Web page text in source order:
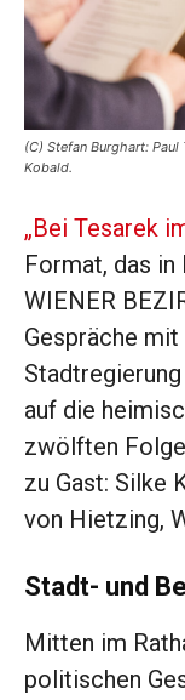
(C) Stefan Burghart:
Kobald.
„Bei Tesarek
Format, das
WIENER
Gespräche
auf die
zwölften
zu Gast: Silke
von Hietzing,
Stadt- und
Mitten im
politischen